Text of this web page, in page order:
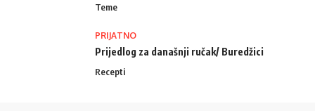
Teme
PRIJATNO
Prijedlog za današnji ručak/ Buredžici
Recepti